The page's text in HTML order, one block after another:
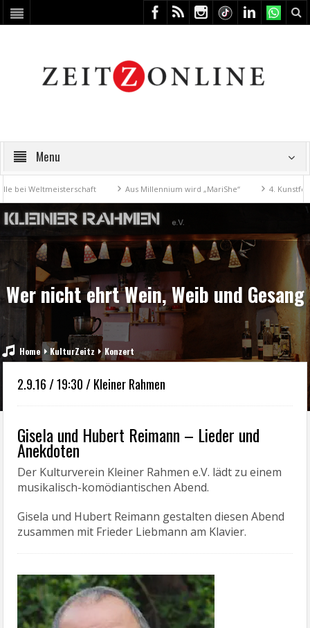
Menu
Aus Millennium wird „MariShe“ 4. Kunstfest
Wer nicht ehrt Wein, Weib und Gesang
Home KulturZeitz Konzert
2.9.16 / 19:30 / Kleiner Rahmen
Gisela und Hubert Reimann – Lieder und
Anekdoten
Der Kulturverein Kleiner Rahmen e.V. lädt zu einem
musikalisch-komödiantischen Abend.
Gisela und Hubert Reimann gestalten diesen Abend
zusammen mit Frieder Liebmann am Klavier.